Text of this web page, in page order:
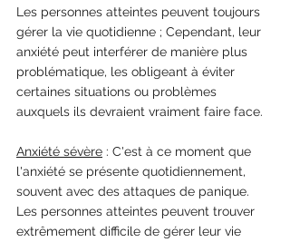
Les personnes atteintes peuvent toujours
gérer la vie quotidienne ; Cependant, leur
anxiété peut interférer de manière plus
problématique, les obligeant à éviter
certaines situations ou problèmes
auxquels ils devraient vraiment faire face.
Anxiété sévère : C'est à ce moment que
l'anxiété se présente quotidiennement,
souvent avec des attaques de panique.
Les personnes atteintes peuvent trouver
extrêmement difficile de gérer leur vie